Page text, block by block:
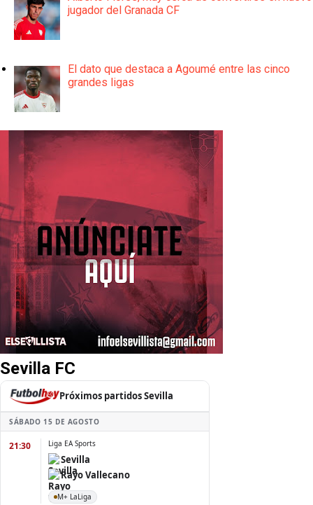
jugador del Granada CF
El dato que destaca a Agoumé entre las cinco
grandes ligas
Sevilla FC